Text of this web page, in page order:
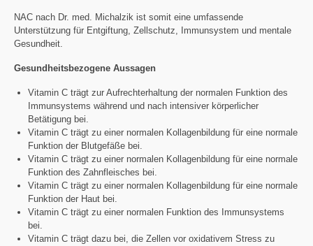
NAC nach Dr. med. Michalzik ist somit eine umfassende
Unterstützung für Entgiftung, Zellschutz, Immunsystem und mentale
Gesundheit.
Gesundheitsbezogene Aussagen
Vitamin C trägt zur Aufrechterhaltung der normalen Funktion des
Immunsystems während und nach intensiver körperlicher
Betätigung bei.
Vitamin C trägt zu einer normalen Kollagenbildung für eine normale
Funktion der Blutgefäße bei.
Vitamin C trägt zu einer normalen Kollagenbildung für eine normale
Funktion des Zahnfleisches bei.
Vitamin C trägt zu einer normalen Kollagenbildung für eine normale
Funktion der Haut bei.
Vitamin C trägt zu einer normalen Funktion des Immunsystems
bei.
Vitamin C trägt dazu bei, die Zellen vor oxidativem Stress zu